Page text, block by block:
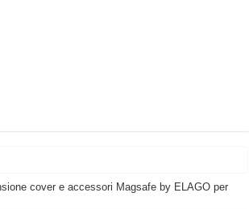
robot tagliaerba lo appoggi e fa tutto lui! (Senza
cover e accessori Magsafe by ELAGO per